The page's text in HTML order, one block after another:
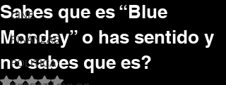
CINE
FINANZAS
POLÍTICA
Sabes que es “Blue
Monday” o has sentido y
no sabes que es?
Obtuvo NaN de 5 estrellas.